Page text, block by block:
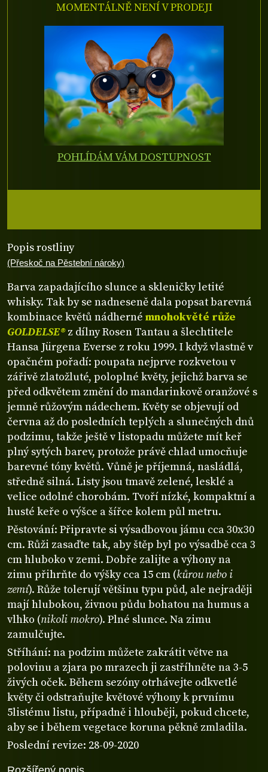
Popis rostliny
(Přeskoč na Pěstební nároky)
Barva zapadajícího slunce a skleničky letité
whisky. Tak by se nadneseně dala popsat barevná
kombinace květů nádherné mnohokvěté růže
GOLDELSE®z dílny Rosen Tantau a šlechtitele
Hansa Jürgena Everse z roku 1999. I když vlastně v
opačném pořadí: poupata nejprve rozkvetou v
zářivě zlatožluté, poloplné květy, jejichž barva se
před odkvětem změní do mandarinkově oranžové s
jemně růžovým nádechem. Květy se objevují od
června až do posledních teplých a slunečných dnů
podzimu, takže ještě v listopadu můžete mít keř
plný sytých barev, protože právě chlad umocňuje
barevné tóny květů. Vůně je příjemná, nasládlá,
středně silná. Listy jsou tmavě zelené, lesklé a
velice odolné chorobám. Tvoří nízké, kompaktní a
husté keře o výšce a šířce kolem půl metru.
Pěstování: Připravte si výsadbovou jámu cca 30x30
cm. Růži zasaďte tak, aby štěp byl po výsadbě cca 3
cm hluboko v zemi. Dobře zalijte a výhony na
zimu přihrňte do výšky cca 15 cm (kůrou nebo i
zemí). Růže tolerují většinu typu půd, ale nejraději
mají hlubokou, živnou půdu bohatou na humus a
vlhko (nikoli mokro). Plné slunce. Na zimu
zamulčujte.
Stříhání: na podzim můžete zakrátit větve na
polovinu a zjara po mrazech ji zastříhněte na 3-5
živých oček. Během sezóny otrhávejte odkvetlé
květy či odstraňujte květové výhony k prvnímu
5listému listu, případně i hlouběji, pokud chcete,
aby se i během vegetace koruna pěkně zmladila.
Poslední revize: 28-09-2020
MOMENTÁLNĚ NENÍ V PRODEJI
POHLÍDÁM VÁM DOSTUPNOST